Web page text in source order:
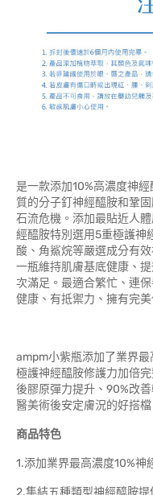
是一款添加10%高濃度神
質的分子釘神經醯胺和鞏
石流危機。添加最貼近人
經醯胺特別選用5重極護神
酸、角鯊烷等嚴選成分有
一瓶維持肌膚基底健康、
次滿足。最適合繁忙、連
健康、有抵禦力、擁有完
ampm小紫瓶添加了業界
極護神經醯胺修護力加倍
後膠原彈力提升、90%改
醫美術後安定膚況的好搭檔
商品特色
1.添加業界最高濃度10%神
2.集結五種類型神經醯胺